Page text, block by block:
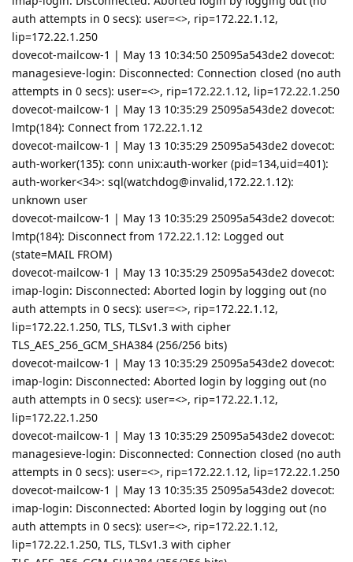
auth attempts in 0 secs): user=<>, rip=172.22.1.12,
lip=172.22.1.250
dovecot-mailcow-1 | May 13 10:34:50 25095a543de2 dovecot:
managesieve-login: Disconnected: Connection closed (no auth
attempts in 0 secs): user=<>, rip=172.22.1.12, lip=172.22.1.250
dovecot-mailcow-1 | May 13 10:35:29 25095a543de2 dovecot:
lmtp(184): Connect from 172.22.1.12
dovecot-mailcow-1 | May 13 10:35:29 25095a543de2 dovecot:
auth-worker(135): conn unix:auth-worker (pid=134,uid=401):
auth-worker<34>: sql(watchdog@invalid,172.22.1.12):
unknown user
dovecot-mailcow-1 | May 13 10:35:29 25095a543de2 dovecot:
lmtp(184): Disconnect from 172.22.1.12: Logged out
(state=MAIL FROM)
dovecot-mailcow-1 | May 13 10:35:29 25095a543de2 dovecot:
imap-login: Disconnected: Aborted login by logging out (no
auth attempts in 0 secs): user=<>, rip=172.22.1.12,
lip=172.22.1.250, TLS, TLSv1.3 with cipher
TLS_AES_256_GCM_SHA384 (256/256 bits)
dovecot-mailcow-1 | May 13 10:35:29 25095a543de2 dovecot:
imap-login: Disconnected: Aborted login by logging out (no
auth attempts in 0 secs): user=<>, rip=172.22.1.12,
lip=172.22.1.250
dovecot-mailcow-1 | May 13 10:35:29 25095a543de2 dovecot:
managesieve-login: Disconnected: Connection closed (no auth
attempts in 0 secs): user=<>, rip=172.22.1.12, lip=172.22.1.250
dovecot-mailcow-1 | May 13 10:35:35 25095a543de2 dovecot:
imap-login: Disconnected: Aborted login by logging out (no
auth attempts in 0 secs): user=<>, rip=172.22.1.12,
lip=172.22.1.250, TLS, TLSv1.3 with cipher